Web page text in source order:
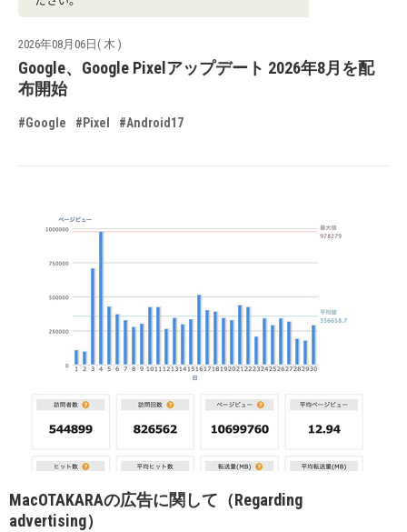
2026年08月06日( 木 )
Google、Google Pixelアップデート 2026年8月を配
布開始
#Google #Pixel #Android17
MacOTAKARAの広告に関して（Regarding
advertising）